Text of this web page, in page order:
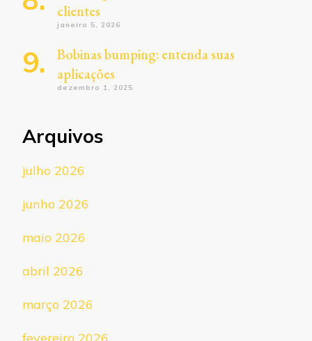
clientes
janeiro 5, 2026
Bobinas bumping: entenda suas
aplicações
dezembro 1, 2025
Arquivos
julho 2026
junho 2026
maio 2026
abril 2026
março 2026